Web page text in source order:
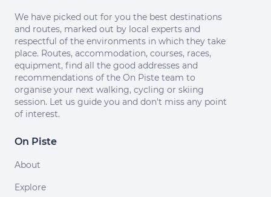
We have picked out for you the best destinations
and routes, marked out by local experts and
respectful of the environments in which they take
place. Routes, accommodation, courses, races,
equipment, find all the good addresses and
recommendations of the On Piste team to
organise your next walking, cycling or skiing
session. Let us guide you and don't miss any point
of interest.
On Piste
About
Explore